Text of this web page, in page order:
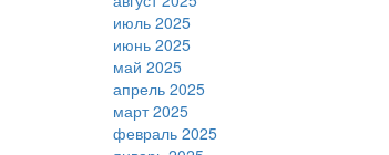
июль 2025
июнь 2025
май 2025
апрель 2025
март 2025
февраль 2025